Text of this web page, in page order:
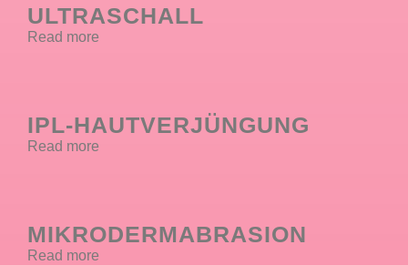
ULTRASCHALL
Read more
IPL-HAUTVERJÜNGUNG
Read more
MIKRODERMABRASION
Read more